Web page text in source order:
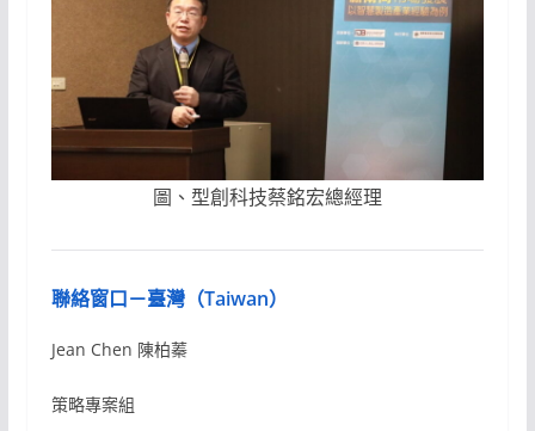
圖、型創科技蔡銘宏總經理
聯絡窗口－臺灣（Taiwan）
Jean Chen 陳柏蓁
策略專案組